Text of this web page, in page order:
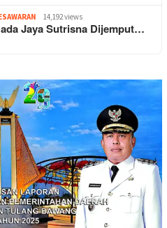
14,192 views
Jaya Sutrisna Dijemput…